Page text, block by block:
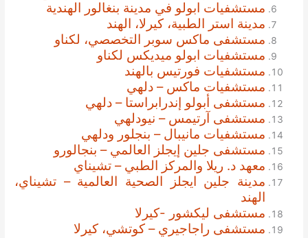
مستشفيات ابولو في مدينة بنغالور الهندية
مدينة استر الطبية، كيرلا، الهند
مستشفى ماكس سوبر التخصصي، لكناو
مستشفيات ابولو ميديكس لكناو
مستشفيات فورتيس بالهند
مستشفيات ماكس – دلهي
مستشفى أبولو إندرابراستا – دلهي
مستشفى آرتيمس – نيودلهي
مستشفيات مانيبال – بنجلور ودلهي
مستشفى جلين إيجلز العالمي – بنجالورو
معهد د. ريلا والمركز الطبي – تشيناي
مدينة جلين ايجلز الصحية العالمية – تشيناي،
الهند
مستشفى ليكشور -كيرلا
مستشفى راجاجيري – كوتشي، كيرلا